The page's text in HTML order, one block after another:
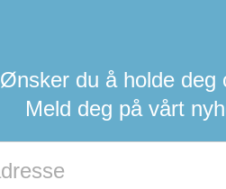
Ønsker du å holde deg
Meld deg på vårt